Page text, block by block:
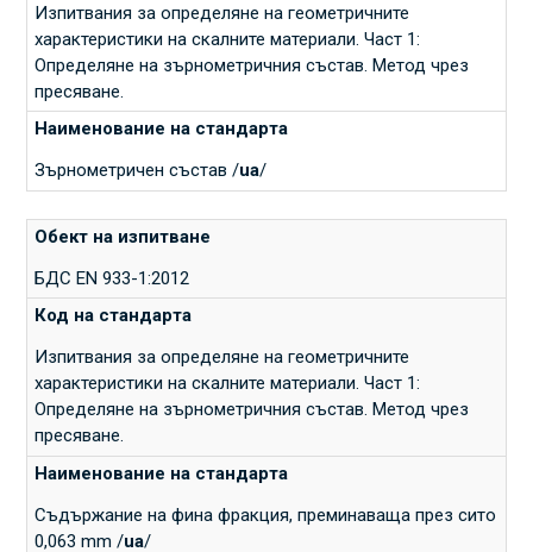
Изпитвания за определяне на геометричните
характеристики на скалните материали. Част 1:
Определяне на зърнометричния състав. Метод чрез
пресяване.
Зърнометричен състав /ua/
БДС EN 933-1:2012
Изпитвания за определяне на геометричните
характеристики на скалните материали. Част 1:
Определяне на зърнометричния състав. Метод чрез
пресяване.
Съдържание на финa фракция, преминаваща през сито
0,063 mm /ua/